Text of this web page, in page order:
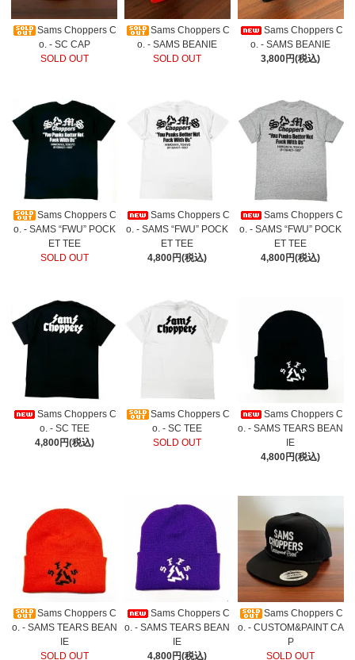
Sams Choppers C
o. - SC CAP
SOLD OUT
Sams Choppers C
o. - SAMS BEANIE
SOLD OUT
Sams Choppers C
o. - SAMS BEANIE
3,800円(税込)
Sams Choppers C
o. - SAMS “FWU” POCK
ET TEE
SOLD OUT
Sams Choppers C
o. - SAMS “FWU” POCK
ET TEE
4,800円(税込)
Sams Choppers C
o. - SAMS “FWU” POCK
ET TEE
4,800円(税込)
Sams Choppers C
o. - SC TEE
4,800円(税込)
Sams Choppers C
o. - SC TEE
SOLD OUT
Sams Choppers C
o. - SAMS TEARS BEAN
IE
4,800円(税込)
Sams Choppers C
o. - SAMS TEARS BEAN
IE
SOLD OUT
Sams Choppers C
o. - SAMS TEARS BEAN
IE
4,800円(税込)
Sams Choppers C
o. - CUSTOM&PAINT CA
P
SOLD OUT